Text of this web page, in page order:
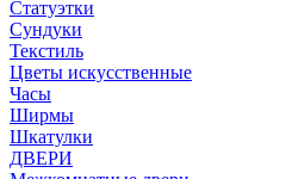
Статуэтки
Сундуки
Текстиль
Цветы искусственные
Часы
Ширмы
Шкатулки
ДВЕРИ